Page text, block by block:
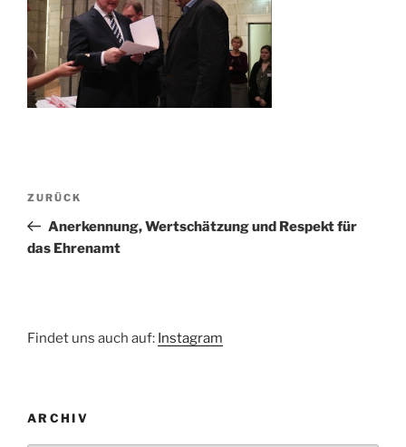
Beitragsnavigation
Vorheriger
Beitrag
ZURÜCK
Anerkennung, Wertschätzung und Respekt für
das Ehrenamt
Findet uns auch auf: Instagram
ARCHIV